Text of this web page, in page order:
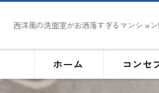
西洋風の洗面室がお洒落すぎるマンション
ホーム コンセ